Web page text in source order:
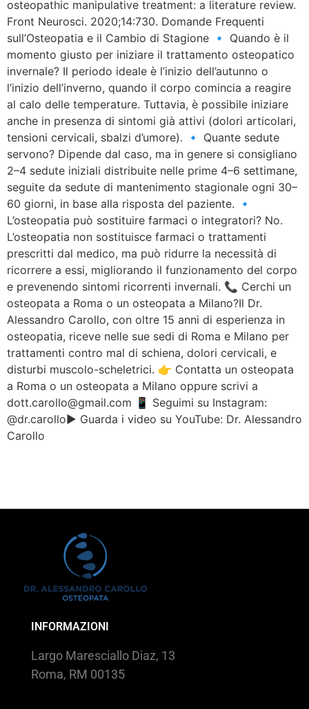
osteopathic manipulative treatment: a literature review.
Front Neurosci. 2020;14:730. Domande Frequenti
sull’Osteopatia e il Cambio di Stagione 🔹 Quando è il
momento giusto per iniziare il trattamento osteopatico
invernale? Il periodo ideale è l’inizio dell’autunno o
l’inizio dell’inverno, quando il corpo comincia a reagire
al calo delle temperature. Tuttavia, è possibile iniziare
anche in presenza di sintomi già attivi (dolori articolari,
tensioni cervicali, sbalzi d’umore). 🔹 Quante sedute
servono? Dipende dal caso, ma in genere si consigliano
2–4 sedute iniziali distribuite nelle prime 4–6 settimane,
seguite da sedute di mantenimento stagionale ogni 30–
60 giorni, in base alla risposta del paziente. 🔹
L’osteopatia può sostituire farmaci o integratori? No.
L’osteopatia non sostituisce farmaci o trattamenti
prescritti dal medico, ma può ridurre la necessità di
ricorrere a essi, migliorando il funzionamento del corpo
e prevenendo sintomi ricorrenti invernali. 📞 Cerchi un
osteopata a Roma o un osteopata a Milano?Il Dr.
Alessandro Carollo, con oltre 15 anni di esperienza in
osteopatia, riceve nelle sue sedi di Roma e Milano per
trattamenti contro mal di schiena, dolori cervicali, e
disturbi muscolo-scheletrici. 👉 Contatta un osteopata
a Roma o un osteopata a Milano oppure scrivi a
dott.carollo@gmail.com 📱 Seguimi su Instagram:
@dr.carollo▶️ Guarda i video su YouTube: Dr. Alessandro
Carollo
INFORMAZIONI
Largo Maresciallo Diaz, 13
Roma, RM 00135